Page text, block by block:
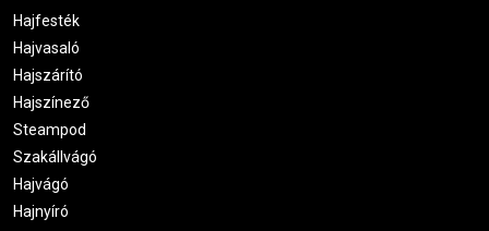
Hajfesték
Hajvasaló
Hajszárító
Hajszínező
Steampod
Szakállvágó
Hajvágó
Hajnyíró